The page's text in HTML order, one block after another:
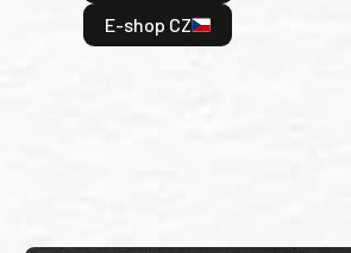
E-shop CZ